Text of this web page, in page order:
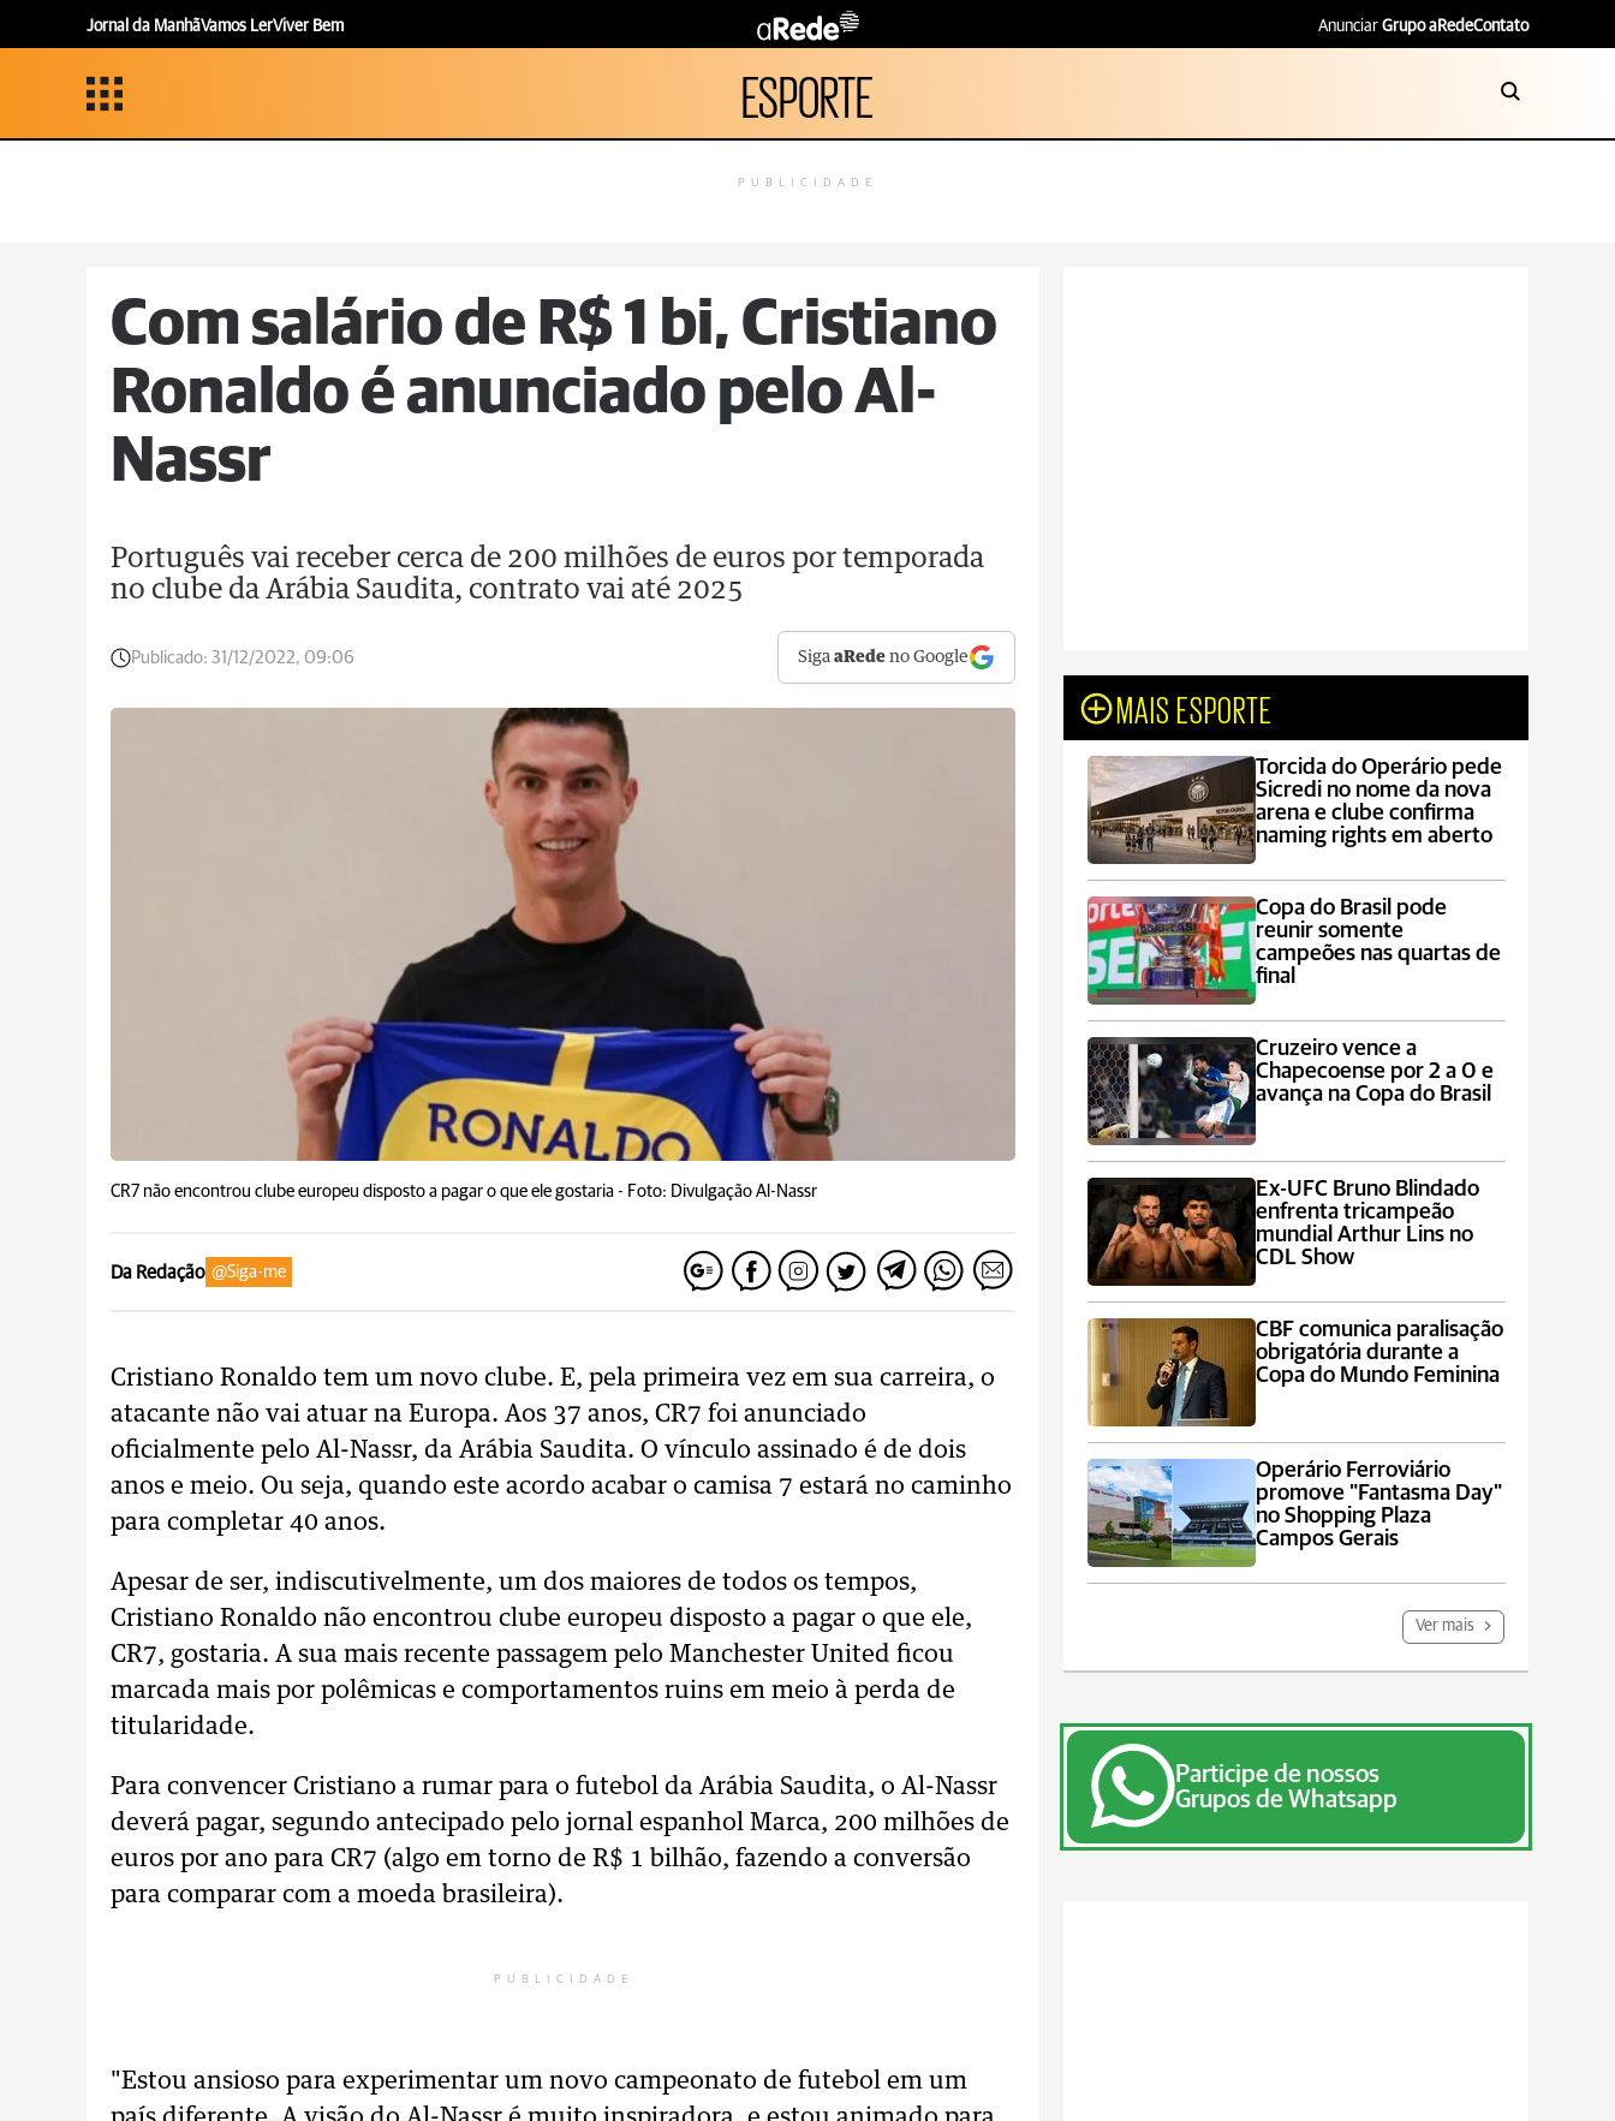
Jornal da ManhãVamos LerViver Bem Anunciar Grupo aRedeContato
ESPORTE
PUBLICIDADE
Com salário de R$ 1 bi, Cristiano
Ronaldo é anunciado pelo Al-
Nassr
Português vai receber cerca de 200 milhões de euros por temporada
no clube da Arábia Saudita, contrato vai até 2025
Publicado: 31/12/2022, 09:06 SigaaRede no Google
CR7 não encontrou clube europeu disposto a pagar o que ele gostaria - Foto: Divulgação Al-Nassr
Da Redação @Siga-me
Cristiano Ronaldo tem um novo clube. E, pela primeira vez em sua carreira, o
atacante não vai atuar na Europa. Aos 37 anos, CR7 foi anunciado
oficialmente pelo Al-Nassr, da Arábia Saudita. O vínculo assinado é de dois
anos e meio. Ou seja, quando este acordo acabar o camisa 7 estará no caminho
para completar 40 anos.
Apesar de ser, indiscutivelmente, um dos maiores de todos os tempos,
Cristiano Ronaldo não encontrou clube europeu disposto a pagar o que ele,
CR7, gostaria. A sua mais recente passagem pelo Manchester United ficou
marcada mais por polêmicas e comportamentos ruins em meio à perda de
titularidade.
Para convencer Cristiano a rumar para o futebol da Arábia Saudita, o Al-Nassr
deverá pagar, segundo antecipado pelo jornal espanhol Marca, 200 milhões de
euros por ano para CR7 (algo em torno de R$ 1 bilhão, fazendo a conversão
para comparar com a moeda brasileira).
PUBLICIDADE
"Estou ansioso para experimentar um novo campeonato de futebol em um
MAIS ESPORTE
Torcida do Operário pede
Sicredi no nome da nova
arena e clube confirma
naming rights em aberto
Copa do Brasil pode
reunir somente
campeões nas quartas de
final
Cruzeiro vence a
Chapecoense por 2 a 0 e
avança na Copa do Brasil
Ex-UFC Bruno Blindado
enfrenta tricampeão
mundial Arthur Lins no
CDL Show
CBF comunica paralisação
obrigatória durante a
Copa do Mundo Feminina
Operário Ferroviário
promove "Fantasma Day"
no Shopping Plaza
Campos Gerais
Ver mais
Participe de nossos
Grupos de Whatsapp